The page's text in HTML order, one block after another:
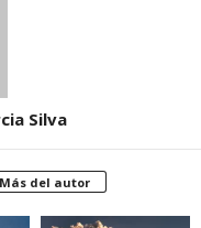
Silva
Más del autor